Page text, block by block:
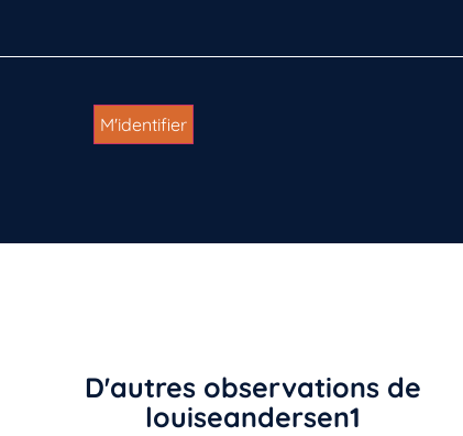
D'autres observations de
louiseandersen1